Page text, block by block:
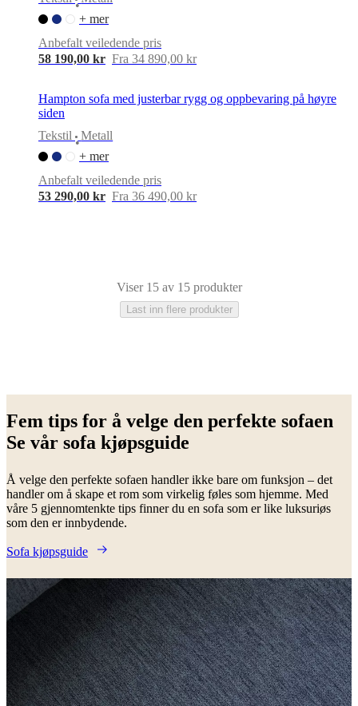
•
+ mer
Anbefalt veiledende pris
58 190,00 kr Fra 34 890,00 kr
Hampton sofa med justerbar rygg og oppbevaring på høyre
siden
Tekstil
•
Metall
+ mer
Anbefalt veiledende pris
53 290,00 kr Fra 36 490,00 kr
Viser 15 av 15 produkter
Last inn flere produkter
Fem tips for å velge den perfekte sofaen
Se vår sofa kjøpsguide
Å velge den perfekte sofaen handler ikke bare om funksjon – det
handler om å skape et rom som virkelig føles som hjemme. Med
våre 5 gjennomtenkte tips finner du en sofa som er like luksuriøs
som den er innbydende.
Sofa kjøpsguide